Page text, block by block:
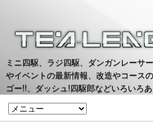
ミニ四駆、ラジ四駆、ダンガンレーサ
やイベントの最新情報、改造やコース
ゴー!!、ダッシュ!四駆郎などいろいろあ